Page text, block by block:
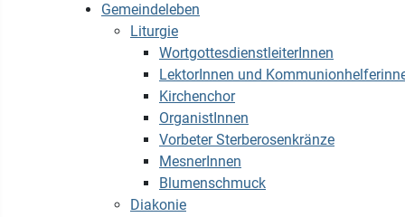
Gemeindeleben
Liturgie
WortgottesdienstleiterInnen
LektorInnen und
Kirchenchor
OrganistInnen
Vorbeter Sterberosenkränze
MesnerInnen
Blumenschmuck
Diakonie